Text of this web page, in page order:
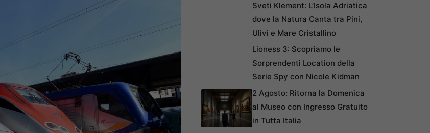
Sveti Klement: L’Isola Adriatica
dove la Natura Canta tra Pini,
Ulivi e Mare Cristallino
Lioness 3: Scopriamo le
Sorprendenti Location della
Serie Spy con Nicole Kidman
2 Agosto: Ritorna la Domenica
al Museo con Ingresso Gratuito
in Tutta Italia